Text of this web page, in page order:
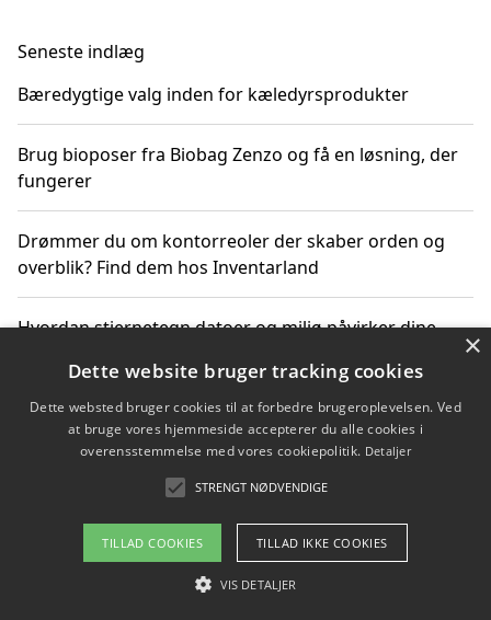
Seneste indlæg
Bæredygtige valg inden for kæledyrsprodukter
Brug bioposer fra Biobag Zenzo og få en løsning, der
fungerer
Drømmer du om kontorreoler der skaber orden og
overblik? Find dem hos Inventarland
Hvordan stjernetegn datoer og miljø påvirker dine
Bæredygtige gadgets til en grønnere hverdag
Om / kontakt
Blog Betingelser
×
Dette website bruger tracking cookies
Dette websted bruger cookies til at forbedre brugeroplevelsen. Ved
at bruge vores hjemmeside accepterer du alle cookies i
overensstemmelse med vores cookiepolitik. Detaljer
STRENGT NØDVENDIGE
TILLAD COOKIES TILLAD IKKE COOKIES
VIS DETALJER